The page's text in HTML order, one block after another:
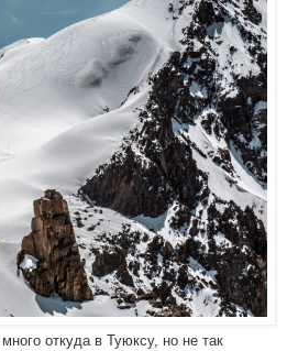
откуда в Туюксу, но не так